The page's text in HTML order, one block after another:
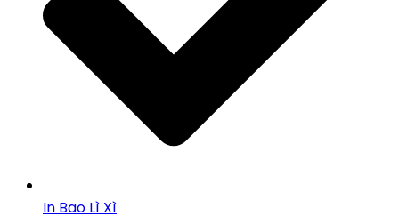
In Bao Lì Xì